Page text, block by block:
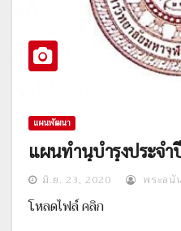
แผนพัฒนา
แผนทำนุบำรุงประจำ
มิ.ย. 23, 2020 พระอนั
โหลดไฟล์ คลิก